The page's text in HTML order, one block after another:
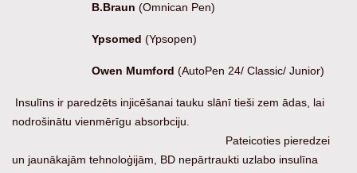
B.Braun (Omnican Pen)
Ypsomed (Ypsopen)
Owen Mumford (AutoPen 24/ Classic/ Junior)
Insulīns ir paredzēts injicēšanai tauku slānī tieši zem ādas, lai
nodrošinātu vienmērīgu absorbciju.
Pateicoties pieredzei
un jaunākajām tehnoloģijām, BD nepārtraukti uzlabo insulīna